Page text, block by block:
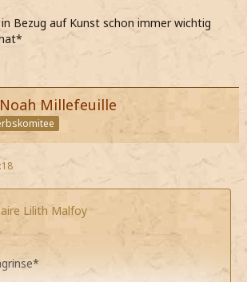
Bezug auf Kunst schon immer wichtig
Noah Millefeuille
Lilith Malfoy